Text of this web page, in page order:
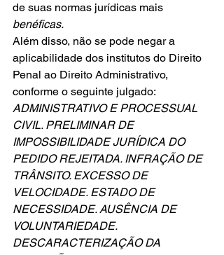
de suas normas jurídicas mais
benéficas.
Além disso, não se pode negar a
aplicabilidade dos institutos do Direito
Penal ao Direito Administrativo,
conforme o seguinte julgado:
ADMINISTRATIVO E PROCESSUAL
CIVIL. PRELIMINAR DE
IMPOSSIBILIDADE JURÍDICA DO
PEDIDO REJEITADA. INFRAÇÃO DE
TRÂNSITO. EXCESSO DE
VELOCIDADE. ESTADO DE
NECESSIDADE. AUSÊNCIA DE
VOLUNTARIEDADE.
DESCARACTERIZAÇÃO DA